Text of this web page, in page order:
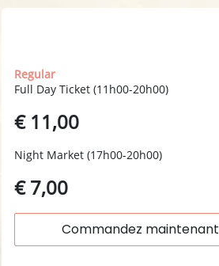
Regular
Full Day Ticket (11h00-20h00)
€ 11,00
Night Market (17h00-20h00)
€ 7,00
Commandez maintenant